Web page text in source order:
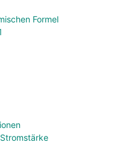
Formel